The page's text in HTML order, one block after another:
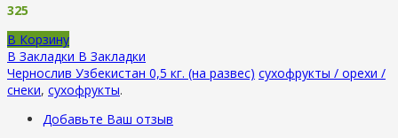
325
В Корзину
В Закладки В Закладки
Чернослив Узбекистан 0,5 кг. (на развес) сухофрукты / орехи /
снеки, сухофрукты.
Добавьте Ваш отзыв